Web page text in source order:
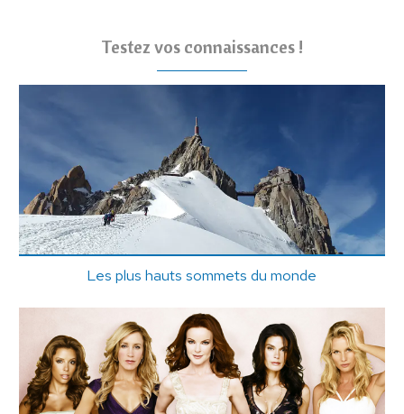
Testez vos connaissances !
Les plus hauts sommets du monde